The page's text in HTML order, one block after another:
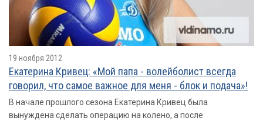
19 ноября 2012
Екатерина Кривец: «Мой папа - волейболист всегда
говорил, что самое важное для меня - блок и подача»!
В начале прошлого сезона Екатерина Кривец была
вынуждена сделать операцию на колено, а после